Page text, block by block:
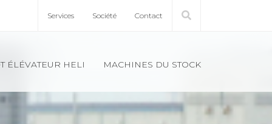
Ser­vices Société Contact
ÉLÉ­VA­TEUR HELI MACHINES DU STOCK